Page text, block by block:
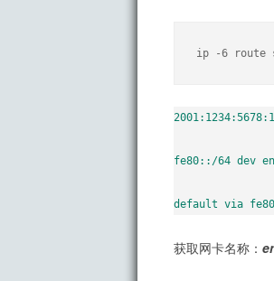
ip -6 route
fe80::/64 dev
default via
获取网卡名称：